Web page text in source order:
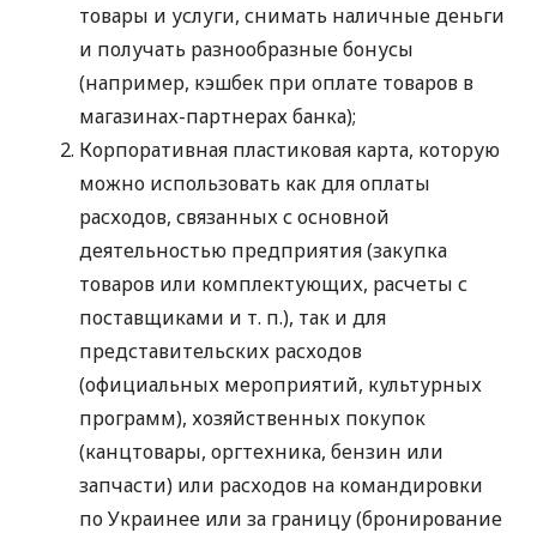
товары и услуги, снимать наличные деньги
и получать разнообразные бонусы
(например, кэшбек при оплате товаров в
магазинах-партнерах банка);
Корпоративная пластиковая карта, которую
можно использовать как для оплаты
расходов, связанных с основной
деятельностью предприятия (закупка
товаров или комплектующих, расчеты с
поставщиками и т. п.), так и для
представительских расходов
(официальных мероприятий, культурных
программ), хозяйственных покупок
(канцтовары, оргтехника, бензин или
запчасти) или расходов на командировки
по Украинее или за границу (бронирование